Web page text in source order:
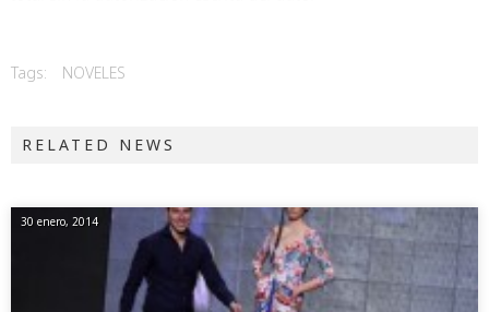
Tags: NOVELES
RELATED NEWS
30 enero, 2014